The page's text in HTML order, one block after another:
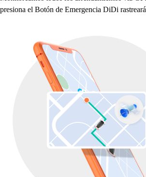
presiona el Botón de Emergencia DiDi rastreará